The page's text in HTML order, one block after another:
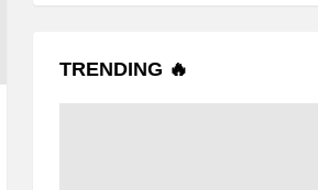
TRENDING 🔥